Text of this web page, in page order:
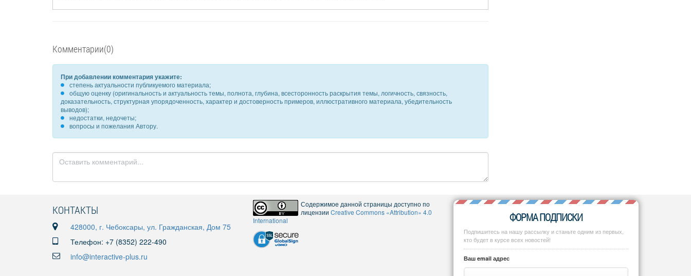
Комментарии(0)
При добавлении комментария укажите:
степень актуальности публикуемого материала;
общую оценку (оригинальность и актуальность темы, полнота, глубина, всесторонность раскрытия темы, логичность, связность,
доказательность, структурная упорядоченность, характер и достоверность примеров, иллюстративного материала, убедительность
выводов);
недостатки, недочеты;
вопросы и пожелания Автору.
КОНТАКТЫ
428000, г. Чебоксары, ул. Гражданская, Дом 75
Телефон: +7 (8352) 222-490
info@interactive-plus.ru
Содержимое данной страницы доступно по
лицензии Creative Commons «Attribution» 4.0
International
ФОРМА ПОДПИСКИ
Подпишитесь на нашу рассылку и станьте одним из первых,
кто будет в курсе всех новостей!
Ваш email адрес